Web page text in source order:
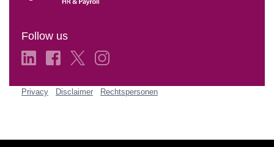
Follow us
Privacy Disclaimer Rechtspersonen